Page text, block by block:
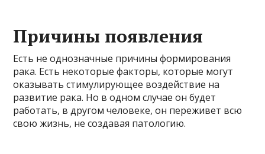
Причины появления
Есть не однозначные причины формирования
рака. Есть некоторые факторы, которые могут
оказывать стимулирующее воздействие на
развитие рака. Но в одном случае он будет
работать, в другом человеке, он переживет всю
свою жизнь, не создавая патологию.